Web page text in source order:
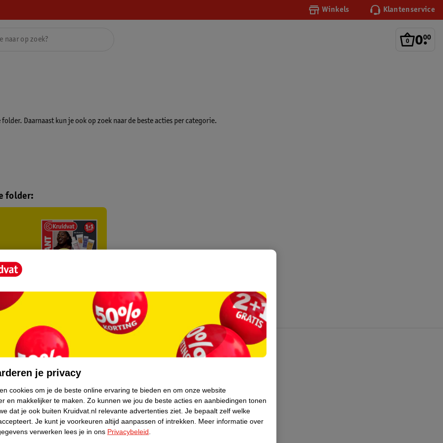
Winkels Klantenservice
0.
00
Daarnaast kun je ook op zoek naar de beste acties per categorie.
folder:
Over Kruidvat
Pers
Winkelformule
Bedrijfsgegevens
je privacy
cookies om je de beste online ervaring te bieden en om onze website
en makkelijker te maken. Zo kunnen we jou de beste acties en aanbiedingen tonen
dat je ook buiten Kruidvat.nl relevante advertenties ziet. Je bepaalt zelf welke
Je kunt je voorkeuren altijd aanpassen of intrekken.
Meer informatie over
verwerken lees je in ons Privacybeleid